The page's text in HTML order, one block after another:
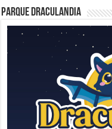
Parque Draculandia